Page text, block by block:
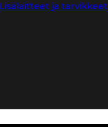
Lisälaitteet ja tarvikkeet